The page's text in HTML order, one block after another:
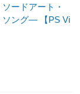
ードアート・
ング― 【PS Vi